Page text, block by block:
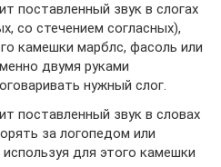
поставленный звук в слогах
со стечением согласных),
камешки марблс, фасоль или
двумя руками
нужный слог.
поставленный звук в словах
за логопедом или
для этого камешки